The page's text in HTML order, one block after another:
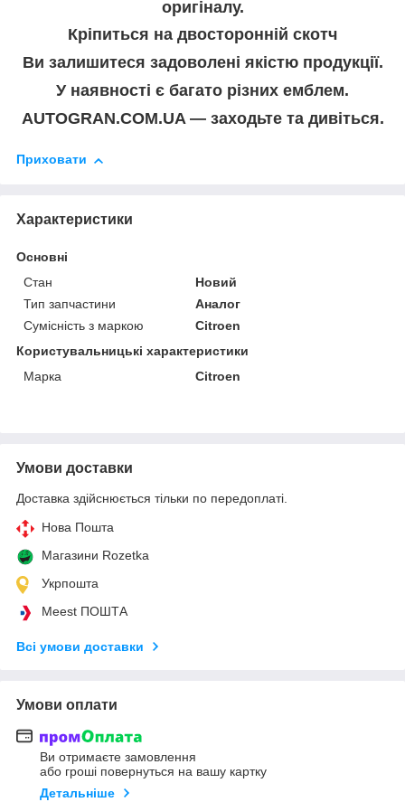
оригіналу.
Кріпиться на двосторонній скотч
Ви залишитеся задоволені якістю продукції.
У наявності є багато різних емблем.
AUTOGRAN.COM.UA — заходьте та дивіться.
Приховати
Характеристики
Основні
Стан
Новий
Тип запчастини
Аналог
Сумісність з маркою
Citroen
Користувальницькі характеристики
Марка
Citroen
Умови доставки
Доставка здійснюється тільки по передоплаті.
Нова Пошта
Магазини Rozetka
Укрпошта
Meest ПОШТА
Всі умови доставки
Умови оплати
Ви отримаєте замовлення
або гроші повернуться на вашу картку
Детальніше